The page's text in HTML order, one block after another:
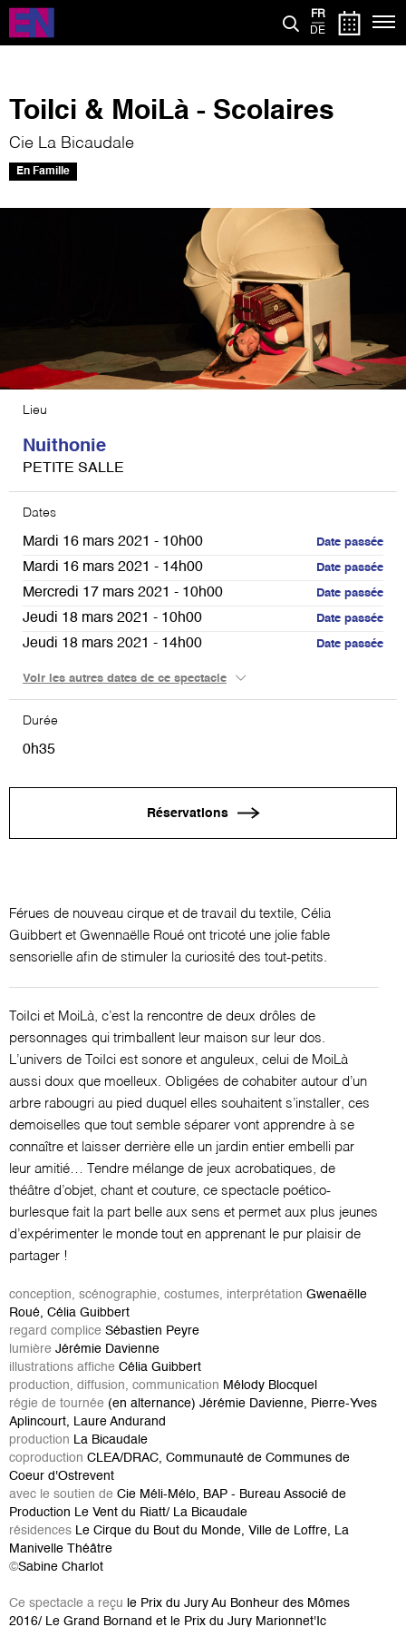
Aller
contenu
FR
DE
ToiIci & MoiLà - Scolaires
Cie La Bicaudale
En Famille
Lieu
Nuithonie
PETITE SALLE
Dates
Mardi 16 mars 2021 - 10h00 Date passée
Mardi 16 mars 2021 - 14h00 Date passée
Mercredi 17 mars 2021 - 10h00 Date passée
Jeudi 18 mars 2021 - 10h00 Date passée
Jeudi 18 mars 2021 - 14h00 Date passée
Voir les autres dates de ce spectacle
Durée
0h35
Réservations
Férues de nouveau cirque et de travail du textile, Célia
Guibbert et Gwennaëlle Roué ont tricoté une jolie fable
sensorielle afin de stimuler la curiosité des tout-petits.
ToiIci et MoiLà, c’est la rencontre de deux drôles de
personnages qui trimballent leur maison sur leur dos.
L’univers de ToiIci est sonore et anguleux, celui de MoiLà
aussi doux que moelleux. Obligées de cohabiter autour d’un
arbre rabougri au pied duquel elles souhaitent s’installer, ces
demoiselles que tout semble séparer vont apprendre à se
connaître et laisser derrière elle un jardin entier embelli par
leur amitié… Tendre mélange de jeux acrobatiques, de
théâtre d’objet, chant et couture, ce spectacle poético-
burlesque fait la part belle aux sens et permet aux plus jeunes
d’expérimenter le monde tout en apprenant le pur plaisir de
partager !
conception, scénographie, costumes, interprétation Gwenaëlle
Roué, Célia Guibbert
regard complice Sébastien Peyre
lumière Jérémie Davienne
illustrations affiche Célia Guibbert
production, diffusion, communication Mélody Blocquel
régie de tournée (en alternance) Jérémie Davienne, Pierre-Yves
Aplincourt, Laure Andurand
production La Bicaudale
coproduction CLEA/DRAC, Communauté de Communes de
Coeur d'Ostrevent
avec le soutien de Cie Méli-Mélo, BAP - Bureau Associé de
Production Le Vent du Riatt/ La Bicaudale
résidences Le Cirque du Bout du Monde, Ville de Loffre, La
Manivelle Théâtre
©Sabine Charlot
Ce spectacle a reçu le Prix du Jury Au Bonheur des Mômes
2016/ Le Grand Bornand et le Prix du Jury Marionnet'Ic